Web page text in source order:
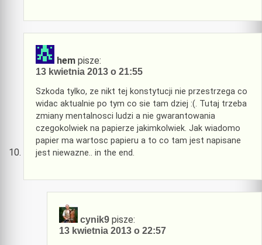
hem pisze:
13 kwietnia 2013 o 21:55
Szkoda tylko, ze nikt tej konstytucji nie przestrzega co
widac aktualnie po tym co sie tam dziej :(. Tutaj trzeba
zmiany mentalnosci ludzi a nie gwarantowania
czegokolwiek na papierze jakimkolwiek. Jak wiadomo
papier ma wartosc papieru a to co tam jest napisane
jest niewazne.. in the end.
cynik9 pisze:
13 kwietnia 2013 o 22:57